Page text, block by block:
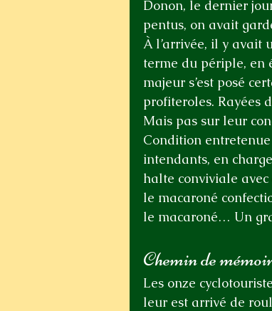
Donon, le dernier
pentus, on avait
À l’arrivée, il y avait
terme du périple, en
majeur s’est posé
profiteroles. Rayées
Mais pas sur leur
Condition
intendants, en
halte conviviale
le macaroné
le macaroné… Un
Chemin de
Les onze
leur est arrivé de